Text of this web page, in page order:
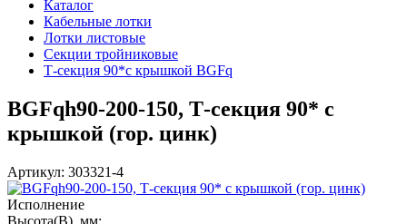
Каталог
Кабельные лотки
Лотки листовые
Секции тройниковые
Т-секция 90*с крышкой BGFq
BGFqh90-200-150, Т-секция 90* с
крышкой (гор. цинк)
Артикул: 303321-4
Исполнение
Высота(В), мм: